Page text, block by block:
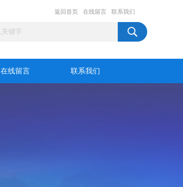
返回首页 在线留言 联系我们
在线留言 联系我们